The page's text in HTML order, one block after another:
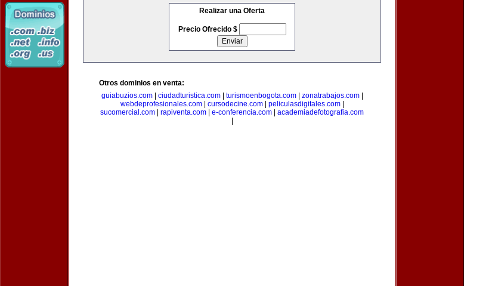
Realizar una Oferta
Precio Ofrecido $
Otros dominios en venta:
guiabuzios.com| ciudadturistica.com| turismoenbogota.com| zonatrabajos.com|
webdeprofesionales.com| cursodecine.com| peliculasdigitales.com|
sucomercial.com
rapiventa.com e-conferencia.com
academiadefotografia.com